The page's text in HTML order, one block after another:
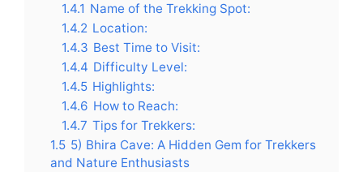
1.4.1 Name of the Trekking Spot:
1.4.2 Location:
1.4.3 Best Time to Visit:
1.4.4 Difficulty Level:
1.4.5 Highlights:
1.4.6 How to Reach:
1.4.7 Tips for Trekkers:
1.5 5) Bhira Cave: A Hidden Gem for Trekkers
and Nature Enthusiasts